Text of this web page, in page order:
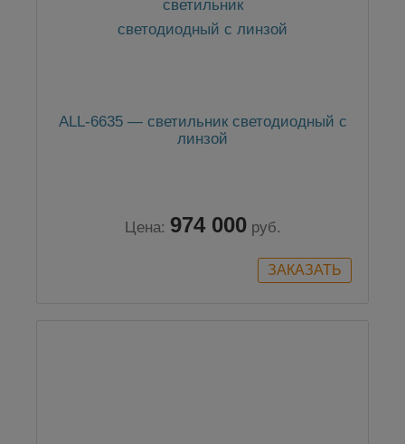
ALL-6635 — светильник светодиодный с
линзой
Цена: 974 000 руб.